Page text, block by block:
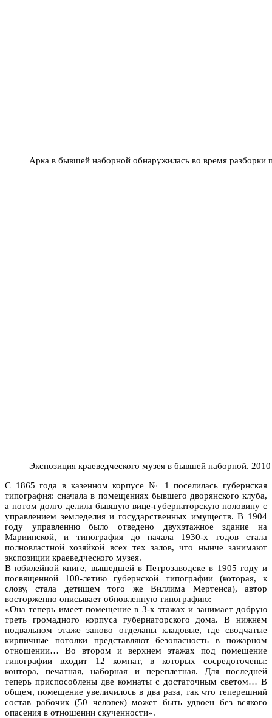
Арка в бывшей наборной обнаружилась во время разборки
Экспозиция краеведческого музея в бывшей наборной. 2010
С 1865 года в казенном корпусе № 1 поселилась губернская
типография: сначала в помещениях бывшего дворянского клуба,
а потом долго делила бывшую вице-губернаторскую половину с
управлением земледелия и государственных имуществ. В 1904
году управлению было отведено двухэтажное здание на
Мариинской, и типография до начала 1930-х годов стала
полновластной хозяйкой всех тех залов, что нынче занимают
экспозиции краеведческого музея.
В юбилейной книге, вышедшей в Петрозаводске в 1905 году и
посвященной 100-летию губернской типографии (которая, к
слову, стала детищем того же Виллима Мертенса), автор
восторженно описывает обновленную типографию:
«Она теперь имеет помещение в 3-х этажах и занимает добрую
треть громадного корпуса губернаторского дома. В нижнем
подвальном этаже заново отделаны кладовые, где сводчатые
кирпичные потолки представляют безопасность в пожарном
отношении… Во втором и верхнем этажах под помещение
типографии входит 12 комнат, в которых сосредоточены:
контора, печатная, наборная и переплетная. Для последней
теперь приспособлены две комнаты с достаточным светом… В
общем, помещение увеличилось в два раза, так что теперешний
состав рабочих (50 человек) может быть удвоен без всякого
опасения в отношении скученности».